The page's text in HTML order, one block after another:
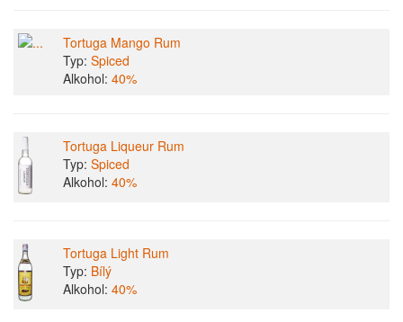
Tortuga Mango Rum
Typ: Spiced
Alkohol: 40%
Tortuga Liqueur Rum
Typ: Spiced
Alkohol: 40%
Tortuga Light Rum
Typ: Bílý
Alkohol: 40%